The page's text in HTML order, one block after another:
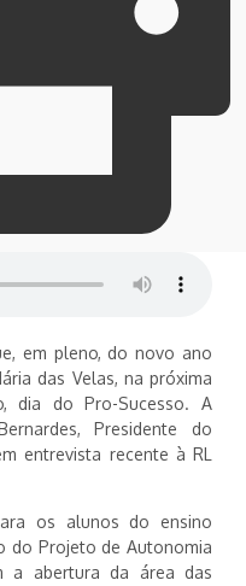
em pleno, do novo ano
das Velas, na próxima
dia do Pro-Sucesso. A
Presidente do
entrevista recente à RL
os alunos do ensino
do Projeto de Autonomia
a abertura da área das